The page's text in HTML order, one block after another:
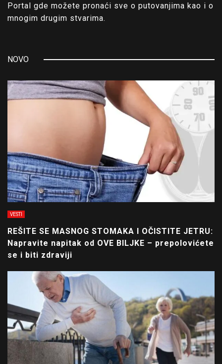
Portal gde možete pronaći sve o putovanjima kao i o
mnogim drugim stvarima.
NOVO
VESTI
REŠITE SE MASNOG STOMAKA I OČISTITE JETRU:
Napravite napitak od OVE BILJKE – prepolovićete
se i biti zdraviji